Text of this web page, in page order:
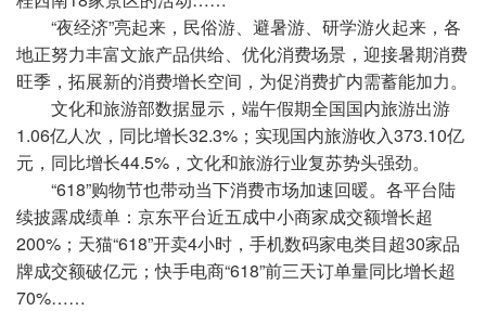
“夜经济”亮起来，民俗游、避暑游、研学游火起来，各
地正努力丰富文旅产品供给、优化消费场景，迎接暑期消费
旺季，拓展新的消费增长空间，为促消费扩内需蓄能加力。
文化和旅游部数据显示，端午假期全国国内旅游出游
1.06亿人次，同比增长32.3%；实现国内旅游收入373.10亿
元，同比增长44.5%，文化和旅游行业复苏势头强劲。
“618”购物节也带动当下消费市场加速回暖。各平台陆
续披露成绩单：京东平台近五成中小商家成交额增长超
200%；天猫“618”开卖4小时，手机数码家电类目超30家品
牌成交额破亿元；快手电商“618”前三天订单量同比增长超
70%……